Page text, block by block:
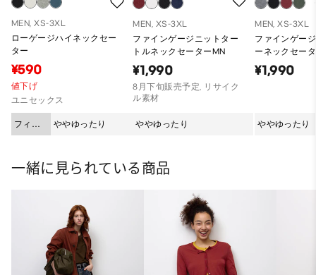
MEN, XS-3XL
ローゲージハイネックセー
ター
¥590
値下げ
ユニセックス
フィッ
ト
ややゆったり
MEN, XS-3XL
ファインゲージニットター
トルネックセーターMN
¥1,990
8月下旬販売予定, リサイク
ル素材
ややゆったり
MEN, XS-3XL
ファインゲー
ーネックセー
¥1,990
ややゆったり
一緒に見られている商品